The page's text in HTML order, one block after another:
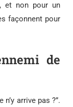
et non pour un
façonnent pour
de
arrive pas ?”.